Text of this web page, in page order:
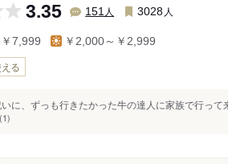
3.35 151 人 3028 人
7,999 ￥2,000～￥2,999
る
に、ずっも行きたかった牛の達人に家族で行っ